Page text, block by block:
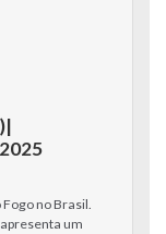
no Brasil.
um